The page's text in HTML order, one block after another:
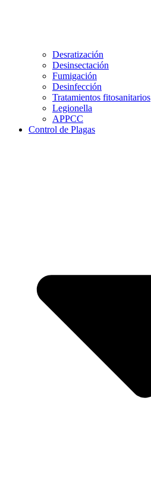
Desratización
Desinsectación
Fumigación
Desinfección
Tratamientos fitosanitarios
Legionella
APPCC
Control de Plagas